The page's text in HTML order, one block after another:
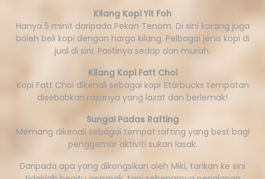
Kilang Kopi Yit Foh
Hanya 5 minit daripada Pekan Tenom. Di sini korang juga
boleh beli kopi dengan harga kilang. Pelbagai jenis kopi di
jual di sini. Pastinya sedap dan murah.
Kilang Kopi Fatt Choi
Kopi Fatt Choi dikenali sebagai kopi Starbucks tempatan
disebabkan rasanya yang lazat dan berlemak!
Sungai Padas Rafting
Memang dikenali sebagai tempat rafting yang best bagi
penggemar aktiviti sukan lasak.
Daripada apa yang dikongsikan oleh Miki, tarikan ke sini